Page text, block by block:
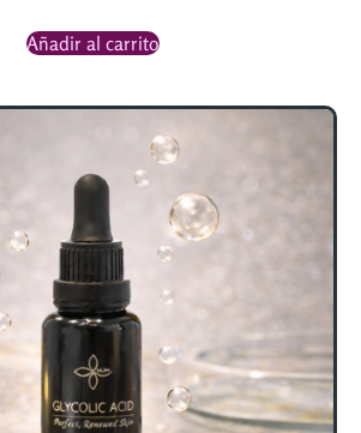
Añadir al carrito